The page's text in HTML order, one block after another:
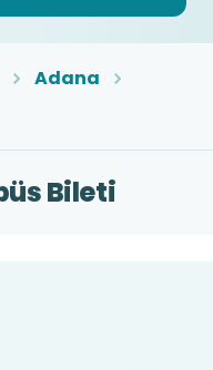
Adana
Bileti